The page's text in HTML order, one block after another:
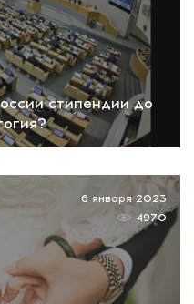
стипендии до
6 января 2023
4970